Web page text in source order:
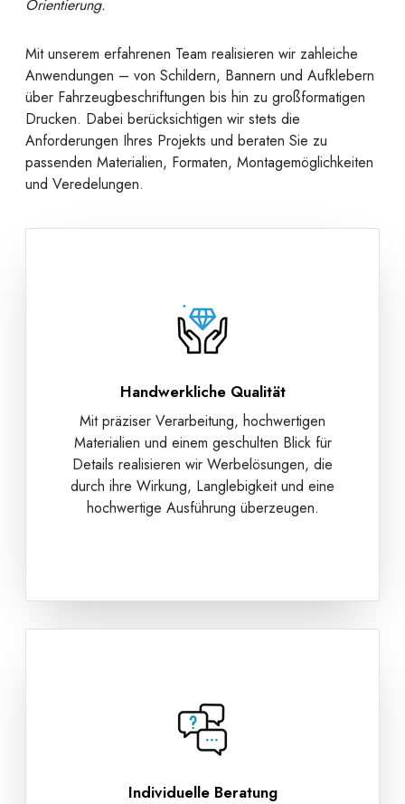
Orientierung.
Mit unserem erfahrenen Team realisieren wir zahleiche
Anwendungen – von Schildern, Bannern und Aufklebern
über Fahrzeugbeschriftungen bis hin zu großformatigen
Drucken. Dabei berücksichtigen wir stets die
Anforderungen Ihres Projekts und beraten Sie zu
passenden Materialien, Formaten, Montagemöglichkeiten
und Veredelungen.
Handwerkliche Qualität
Mit präziser Verarbeitung, hochwertigen
Materialien und einem geschulten Blick für
Details realisieren wir Werbelösungen, die
durch ihre Wirkung, Langlebigkeit und eine
hochwertige Ausführung überzeugen.
Individuelle Beratung